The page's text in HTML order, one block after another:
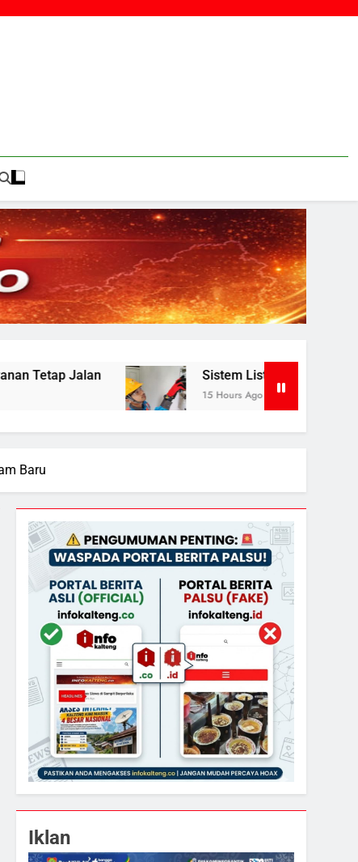
Sistem Listrik Kalselteng Masih Siaga, PLN
15 Hours Ago
Baru
Iklan